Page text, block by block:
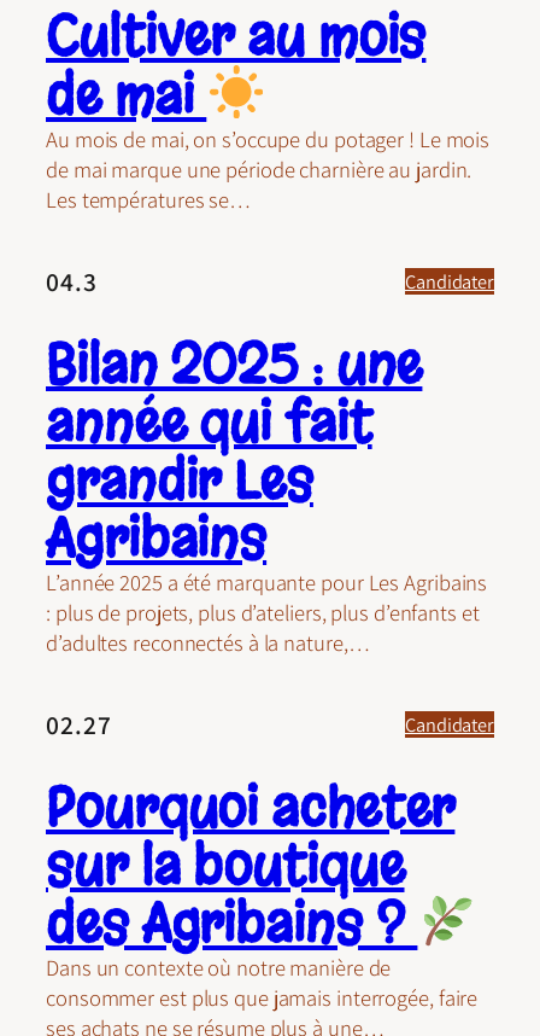
Cultiver au mois
de mai
Au mois de mai, on s’occupe du potager ! Le mois
de mai marque une période charnière au jardin.
Les températures se…
04.3 Candidater
Bilan 2025 : une
année qui fait
grandir Les
Agribains
L’année 2025 a été marquante pour Les Agribains
: plus de projets, plus d’ateliers, plus d’enfants et
d’adultes reconnectés à la nature,…
02.27 Candidater
Pourquoi acheter
sur la boutique
des Agribains ?
Dans un contexte où notre manière de
consommer est plus que jamais interrogée, faire
ses achats ne se résume plus à une…